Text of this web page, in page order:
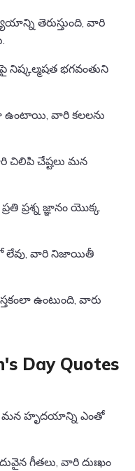
తెరుస్తుంది, వారి
నిష్కల్మషత భగవంతుని
ఉంటాయి, వారి కలలను
చిలిపి చేష్టలు మన
ప్రశ్న జ్ఞానం యొక్క
లేవు, వారి నిజాయితీ
ఉంటుంది, వారు
Day Quotes
మన హృదయాన్ని ఎంతో
గీతలు, వారి దుఃఖం